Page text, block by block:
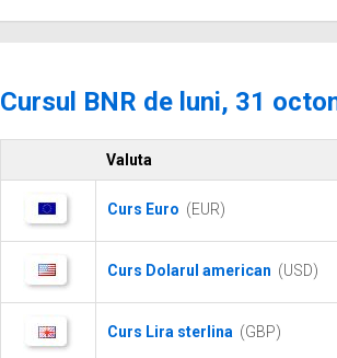
Cursul BNR de luni, 31
Valuta
Curs Euro (EUR)
Curs Dolarul american (USD)
Curs Lira sterlina (GBP)